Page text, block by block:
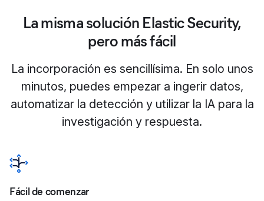
La misma solución Elastic Security,
pero más fácil
La incorporación es sencillísima. En solo unos
minutos, puedes empezar a ingerir datos,
automatizar la detección y utilizar la IA para la
investigación y respuesta.
Fácil de comenzar